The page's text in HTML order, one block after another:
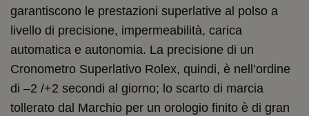
garantiscono le prestazioni superlative al polso a
livello di precisione, impermeabilità, carica
automatica e autonomia. La precisione di un
Cronometro Superlativo Rolex, quindi, è nell’ordine
di –2 /+2 secondi al giorno; lo scarto di marcia
tollerato dal Marchio per un orologio finito è di gran